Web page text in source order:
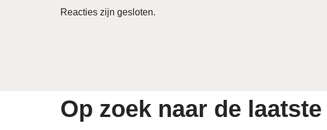
Reacties zijn gesloten.
Op zoek naar de